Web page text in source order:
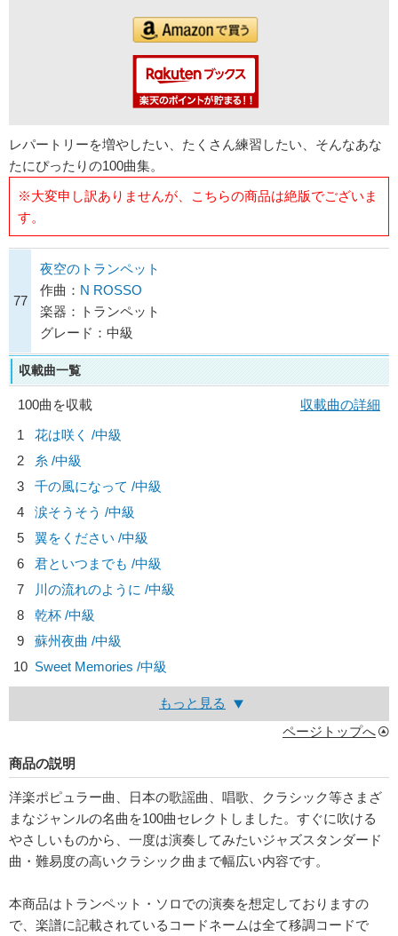
レパートリーを増やしたい、たくさん練習したい、そんなあな
たにぴったりの100曲集。
※大変申し訳ありませんが、こちらの商品は絶版でございま
す。
77
夜空のトランペット
作曲： N ROSSO
楽器：トランペット
グレード：中級
収載曲一覧
100曲を収載
収載曲の詳細
1
花は咲く /中級
2
糸 /中級
3
千の風になって /中級
4
涙そうそう /中級
5
翼をください /中級
6
君といつまでも /中級
7
川の流れのように /中級
8
乾杯 /中級
9
蘇州夜曲 /中級
10 Sweet Memories /中級
もっと見る
ページトップへ
商品の説明
洋楽ポピュラー曲、日本の歌謡曲、唱歌、クラシック等さまざ
まなジャンルの名曲を100曲セレクトしました。すぐに吹ける
やさしいものから、一度は演奏してみたいジャズスタンダード
曲・難易度の高いクラシック曲まで幅広い内容です。
本商品はトランペット・ソロでの演奏を想定しておりますの
で、楽譜に記載されているコードネームは全て移調コードで